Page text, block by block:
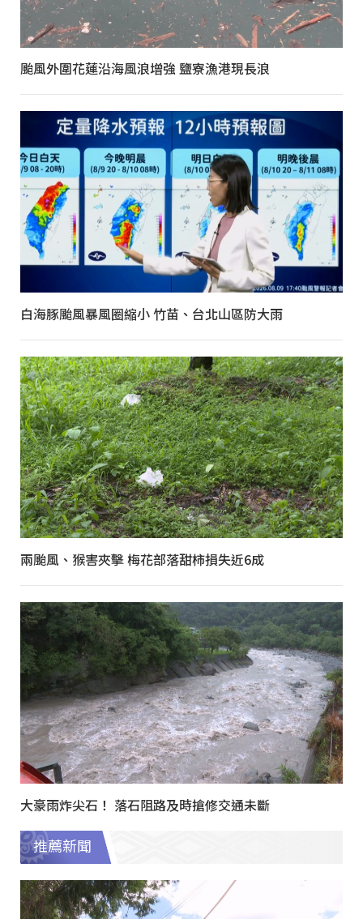
颱風外圍花蓮沿海風浪增強 鹽寮漁港現長浪
白海豚颱風暴風圈縮小 竹苗、台北山區防大雨
兩颱風、猴害夾擊 梅花部落甜柿損失近6成
大豪雨炸尖石！ 落石阻路及時搶修交通未斷
推薦新聞